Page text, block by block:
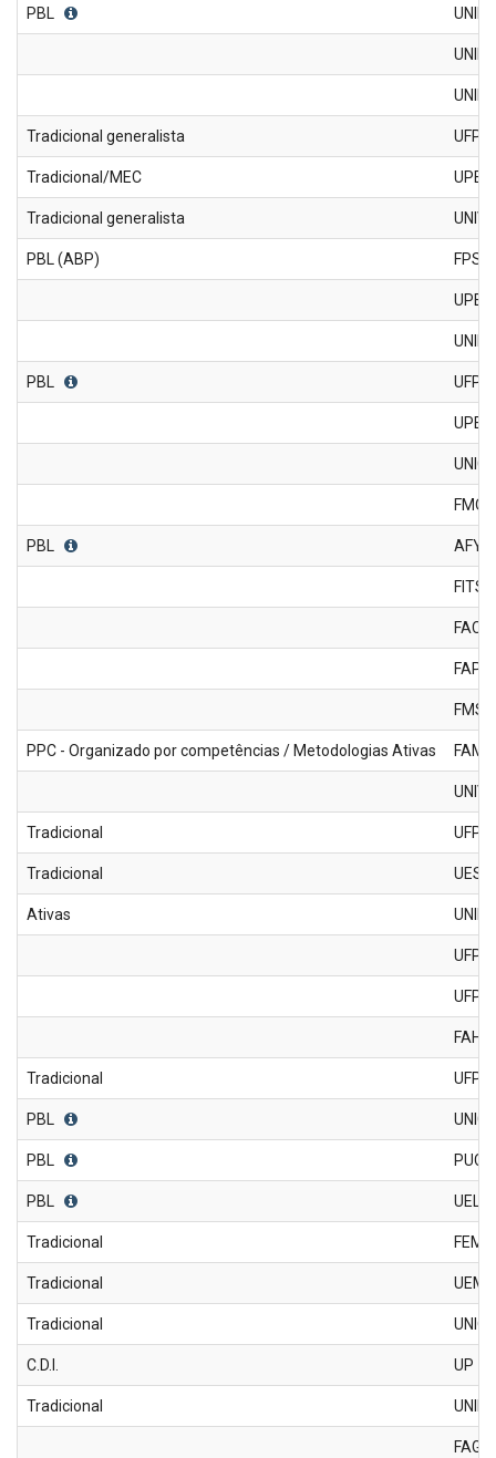
PBL
UNIPÊ
Tradicional generalista UFPE
Tradicional/MEC UPE
Tradicional generalista
PBL (ABP) FPS
UPE-
PBL
UPE
FMO
PBL
FITS
FAP
FMS
PPC - Organizado por competências / Metodologias Ativas
Tradicional UFPI
Tradicional UESPI
Ativas
UFP
UFPI
Tradicional UFPR
PBL
PBL
PBL UEL
Tradicional
Tradicional UEM
Tradicional
C.D.I. UP
Tradicional
FAG